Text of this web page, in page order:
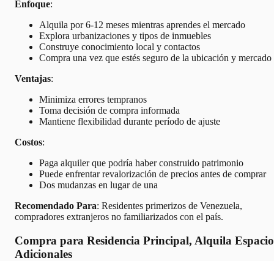
Enfoque:
Alquila por 6-12 meses mientras aprendes el mercado
Explora urbanizaciones y tipos de inmuebles
Construye conocimiento local y contactos
Compra una vez que estés seguro de la ubicación y mercado
Ventajas:
Minimiza errores tempranos
Toma decisión de compra informada
Mantiene flexibilidad durante período de ajuste
Costos:
Paga alquiler que podría haber construido patrimonio
Puede enfrentar revalorización de precios antes de comprar
Dos mudanzas en lugar de una
Recomendado Para: Residentes primerizos de Venezuela,
compradores extranjeros no familiarizados con el país.
Compra para Residencia Principal, Alquila
Adicionales